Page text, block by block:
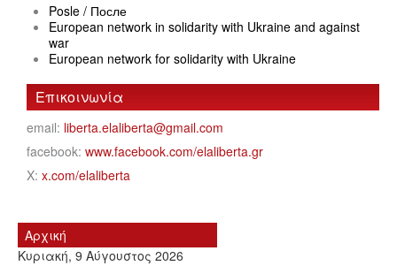
Posle / После
European network in solidarity with Ukraine and against
war
European network for solidarity with Ukraine
Επικοινωνία
email: liberta.elaliberta@gmail.com
facebook: www.facebook.com/elaliberta.gr
X: x.com/elaliberta
Αρχική
Κυριακή, 9 Αύγουστος 2026